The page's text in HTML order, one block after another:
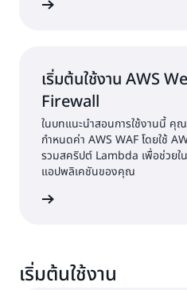
บริการข้อมูลประจำตัวขององค์ก
เริ่มต้นใช้งาน AWS
Firewall
ในบทแนะนำสอนการใช้งานนี้ คุ
กำหนดค่า AWS WAF โดยใช้
รวมสคริปต์ Lambda เพื่อช่วยใ
แอปพลิเคชันของคุณ
เริ่มต้นใช้งาน